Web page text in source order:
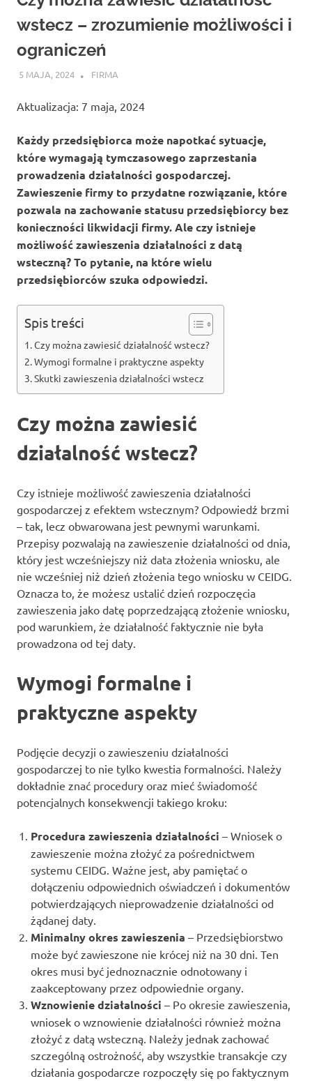
wstecz – zrozumienie możliwości i
ograniczeń
5 MAJA, 2024 ATROX
FIRMA
Aktualizacja: 7 maja, 2024
Każdy przedsiębiorca może napotkać sytuacje,
które wymagają tymczasowego zaprzestania
prowadzenia działalności gospodarczej.
Zawieszenie firmy to przydatne rozwiązanie, które
pozwala na zachowanie statusu przedsiębiorcy bez
konieczności likwidacji firmy. Ale czy istnieje
możliwość zawieszenia działalności z datą
wsteczną? To pytanie, na które wielu
przedsiębiorców szuka odpowiedzi.
Spis treści
Czy można zawiesić działalność wstecz?
Wymogi formalne i praktyczne aspekty
Skutki zawieszenia działalności wstecz
Czy można zawiesić
działalność wstecz?
Czy istnieje możliwość zawieszenia działalności
gospodarczej z efektem wstecznym? Odpowiedź brzmi
– tak, lecz obwarowana jest pewnymi warunkami.
Przepisy pozwalają na zawieszenie działalności od dnia,
który jest wcześniejszy niż data złożenia wniosku, ale
nie wcześniej niż dzień złożenia tego wniosku w CEIDG.
Oznacza to, że możesz ustalić dzień rozpoczęcia
zawieszenia jako datę poprzedzającą złożenie wniosku,
pod warunkiem, że działalność faktycznie nie była
prowadzona od tej daty.
Wymogi formalne i
praktyczne aspekty
Podjęcie decyzji o zawieszeniu działalności
gospodarczej to nie tylko kwestia formalności. Należy
dokładnie znać procedury oraz mieć świadomość
potencjalnych konsekwencji takiego kroku:
Procedura zawieszenia działalności – Wniosek o
zawieszenie można złożyć za pośrednictwem
systemu CEIDG. Ważne jest, aby pamiętać o
dołączeniu odpowiednich oświadczeń i dokumentów
potwierdzających nieprowadzenie działalności od
żądanej daty.
Minimalny okres zawieszenia – Przedsiębiorstwo
może być zawieszone nie krócej niż na 30 dni. Ten
okres musi być jednoznacznie odnotowany i
zaakceptowany przez odpowiednie organy.
Wznowienie działalności – Po okresie zawieszenia,
wniosek o wznowienie działalności również można
złożyć z datą wsteczną. Należy jednak zachować
szczególną ostrożność, aby wszystkie transakcje czy
działania gospodarcze rozpoczęły się po faktycznym